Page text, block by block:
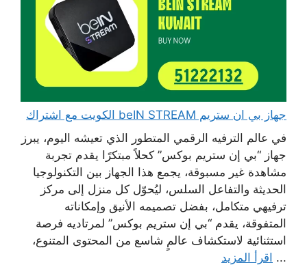
جهاز بي ان ستريم beIN STREAM الكويت مع اشتراك
في عالم الترفيه الرقمي المتطور الذي تعيشه اليوم، يبرز
جهاز “بي إن ستريم بوكس” كحلاً مبتكرًا يقدم تجربة
مشاهدة غير مسبوقة، يجمع هذا الجهاز بين التكنولوجيا
الحديثة والتفاعل السلس، ليُحوّل كل منزل إلى مركز
ترفيهي متكامل، بفضل تصميمه الأنيق وإمكاناته
المتفوقة، يقدم “بي إن ستريم بوكس” لمرتاديه فرصة
استثنائية لاستكشاف عالمٍ شاسع من المحتوى المتنوع،
... اقرأ المزيد